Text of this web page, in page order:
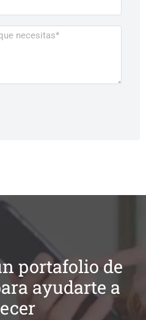
portafolio de
ayudarte a